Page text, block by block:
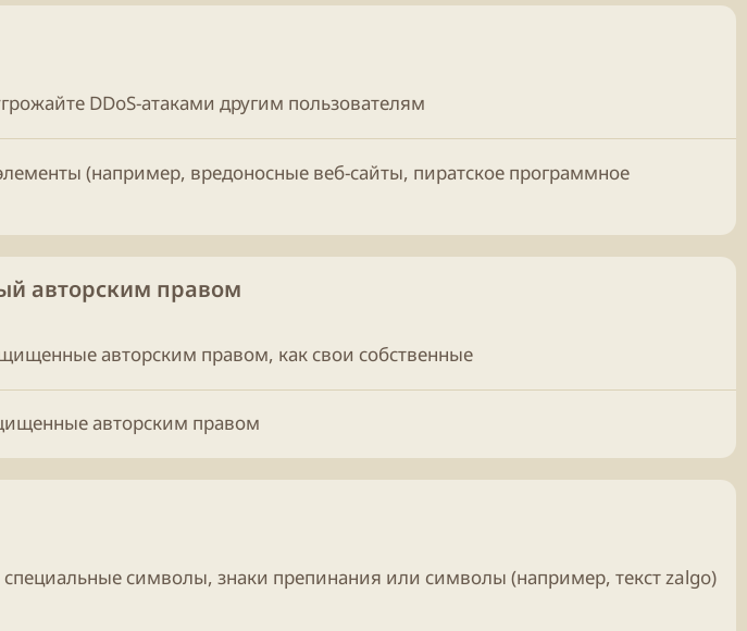
DDoS-атаками другим пользователям
(например, вредоносные веб-сайты, пиратское программное
авторским правом
авторским правом, как свои собственные
авторским правом
символы, знаки препинания или символы (например, текст zalgo)